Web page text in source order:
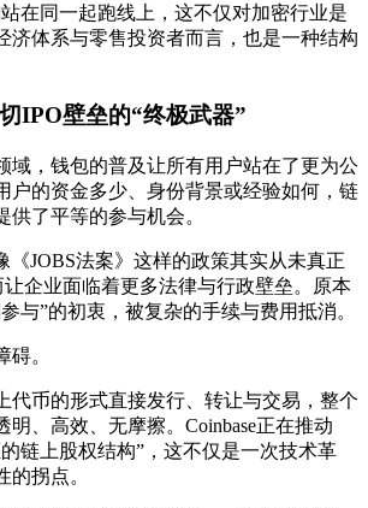
在同一起跑线上，这不仅对加密行业是
济体系与零售投资者而言，也是一种结构
IPO壁垒的“终极武器”
域，钱包的普及让所有用户站在了更为公
户的资金多少、身份背景或经验如何，链
供了平等的参与机会。
《JOBS法案》这样的政策其实从未真正
让企业面临着更多法律与行政壁垒。原本
与”的初衷，被复杂的手续与费用抵消。
。
代币的形式直接发行、转让与交易，整个
明、高效、无摩擦。Coinbase正在推动
链上股权结构”，这不仅是一次技术革
的拐点。